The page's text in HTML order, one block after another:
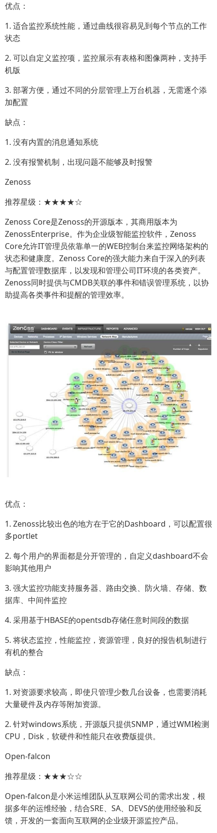
优点：
1. 适合监控系统性能，通过曲线很容易见到每个节点的工作
状态
2. 可以自定义监控项，监控展示有表格和图像两种，支持手
机版
3. 部署方便，通过不同的分层管理上万台机器，无需逐个添
加配置
缺点：
1. 没有内置的消息通知系统
2. 没有报警机制，出现问题不能够及时报警
Zenoss
推荐星级：★★★★☆
Zenoss Core是Zenoss的开源版本，其商用版本为
ZenossEnterprise。作为企业级智能监控软件，Zenoss
Core允许IT管理员依靠单一的WEB控制台来监控网络架构的
状态和健康度。Zenoss Core的强大能力来自于深入的列表
与配置管理数据库，以发现和管理公司IT环境的各类资产。
Zenoss同时提供与CMDB关联的事件和错误管理系统，以协
助提高各类事件和提醒的管理效率。
优点：
1. Zenoss比较出色的地方在于它的Dashboard，可以配置很
多portlet
2. 每个用户的界面都是分开管理的，自定义dashboard不会
影响其他用户
3. 强大监控功能支持服务器、路由交换、防火墙、存储、数
据库、中间件监控
4. 采用基于HBASE的opentsdb存储任意时间段的数据
5. 将状态监控，性能监控，资源管理，良好的报告机制进行
有机的整合
缺点：
1. 对资源要求较高，即使只管理少数几台设备，也需要消耗
大量硬件及内存等附加资源。
2. 针对windows系统，开源版只提供SNMP，通过WMI检测
CPU，Disk，软硬件和性能只在收费版提供。
Open-falcon
推荐星级：★★★☆☆
Open-falcon是小米运维团队从互联网公司的需求出发，根
据多年的运维经验，结合SRE、SA、DEVS的使用经验和反
馈，开发的一套面向互联网的企业级开源监控产品。